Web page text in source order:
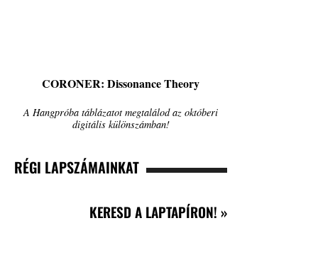
CORONER: Dissonance Theory
A Hangpróba táblázatot megtalálod az októberi
digitális különszámban!
RÉGI LAPSZÁMAINKAT
KERESD A LAPTAPÍRON! »